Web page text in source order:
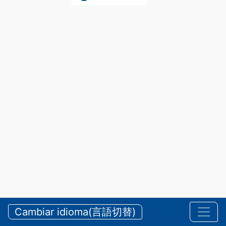
Cambiar idioma(言語切替)